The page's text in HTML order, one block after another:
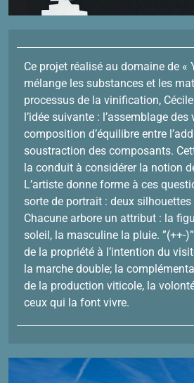
Ce projet réalisé au domaine de «
mélange les substances et les
processus de la vinification,
l’idée suivante : l’assemblage
composition d’équilibre entre
soustraction des composants.
la conduit à considérer la notion
L’artiste donne forme à ces
sorte de portrait : deux
Chacune arbore un attribut : la
soleil, la masculine la pluie. ”(++-
de la propriété à l’intention du
la marche double; la
de la production viticole, la
ceux qui la font vivre.